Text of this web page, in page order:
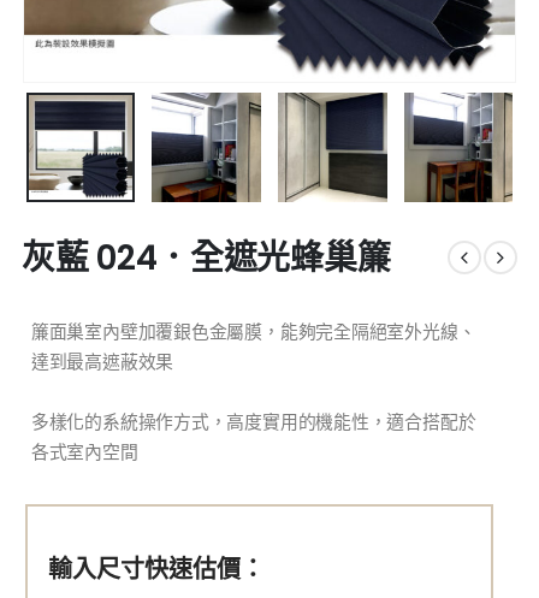
灰藍 024．全遮光蜂巢簾
簾面巢室內壁加覆銀色金屬膜，能夠完全隔絕室外光線、
達到最高遮蔽效果
多樣化的系統操作方式，高度實用的機能性，適合搭配於
各式室內空間
輸入尺寸快速估價：